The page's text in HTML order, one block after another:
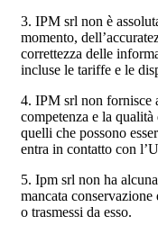
3. IPM srl non è
momento,
correttezza delle
incluse le tariffe e le
4. IPM srl non fornisce
competenza e la
quelli che possono
entra in contatto con
5. Ipm srl non ha
mancata
o trasmessi da esso.